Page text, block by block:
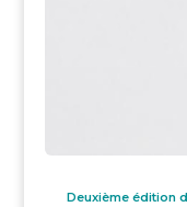
Deuxième édition